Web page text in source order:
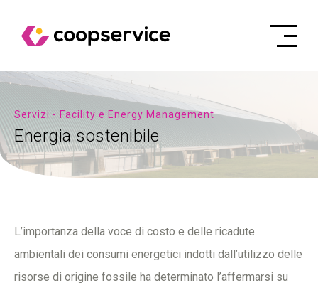
Servizi - Facility e Energy Management
Energia sostenibile
L’importanza della voce di costo e delle ricadute
ambientali dei consumi energetici indotti dall’utilizzo delle
risorse di origine fossile ha determinato l’affermarsi su